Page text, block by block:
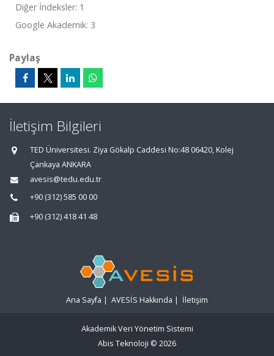
Diğer İndeksler: 1
Google Akademik: 3
Paylaş
İletişim Bilgileri
TED Üniversitesi. Ziya Gökalp Caddesi No:48 06420, Kolej
Çankaya ANKARA
avesis@tedu.edu.tr
+90 (312) 585 00 00
+90 (312) 418 41 48
Ana Sayfa | AVESİS Hakkında | İletişim
Akademik Veri Yönetim Sistemi
Abis Teknoloji © 2026